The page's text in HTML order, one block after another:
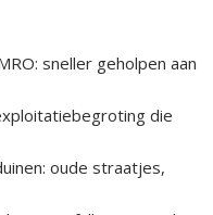
sneller geholpen aan
die
oude straatjes,